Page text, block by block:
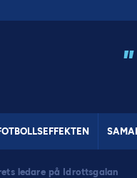
"
ledare på Idrottsgalan